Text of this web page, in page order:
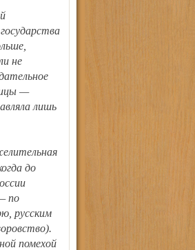
не
—
лишь
до
по
русским
помехой